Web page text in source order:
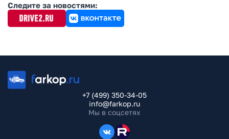
Следите за новостями:
+7 (499) 350-34-05
info@farkop.ru
Мы в соцсетях